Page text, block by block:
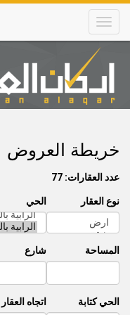
Skip
main
content
Main
navigation
خريطة العروض
عدد العقارات: 77
نوع العقار
المساحة
الحي كتابة
الحي
شارع
اتجاه العقار